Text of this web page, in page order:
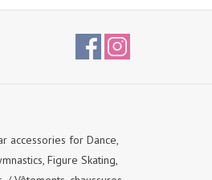
accessories for Dance,
Figure Skating,